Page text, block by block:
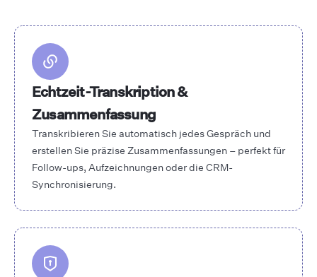
Echtzeit-Transkription &
Zusammenfassung
Transkribieren Sie automatisch jedes Gespräch und
erstellen Sie präzise Zusammenfassungen – perfekt für
Follow-ups, Aufzeichnungen oder die CRM-
Synchronisierung.